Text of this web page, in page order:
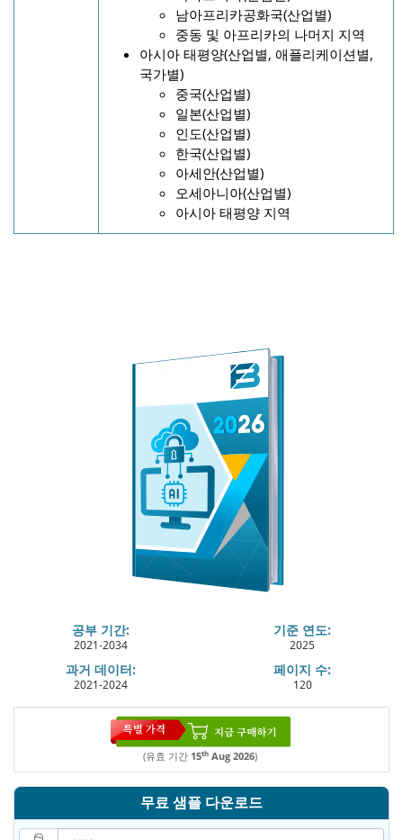
남아프리카공화국(산업별)
중동 및 아프리카의 나머지 지역
아시아 태평양(산업별, 애플리케이션별,
국가별)
중국(산업별)
일본(산업별)
인도(산업별)
한국(산업별)
아세안(산업별)
오세아니아(산업별)
아시아 태평양 지역
공부 기간:
2021-2034
기준 연도:
2025
과거 데이터:
2021-2024
페이지 수:
120
(유효 기간 15th Aug 2026)
무료 샘플 다운로드